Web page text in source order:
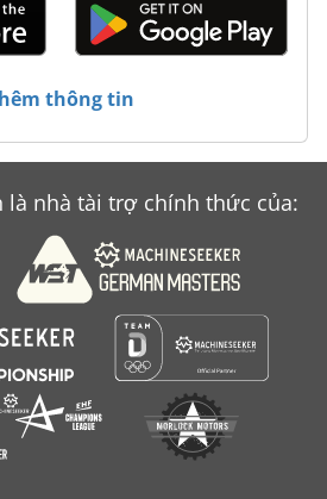
điều hòa không khí, đèn pha bổ
thông tin
là nhà tài trợ chính thức của: